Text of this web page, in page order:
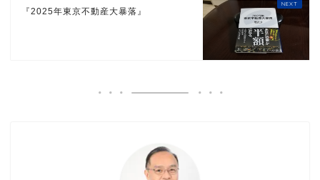
『2025年東京不動産大暴落』